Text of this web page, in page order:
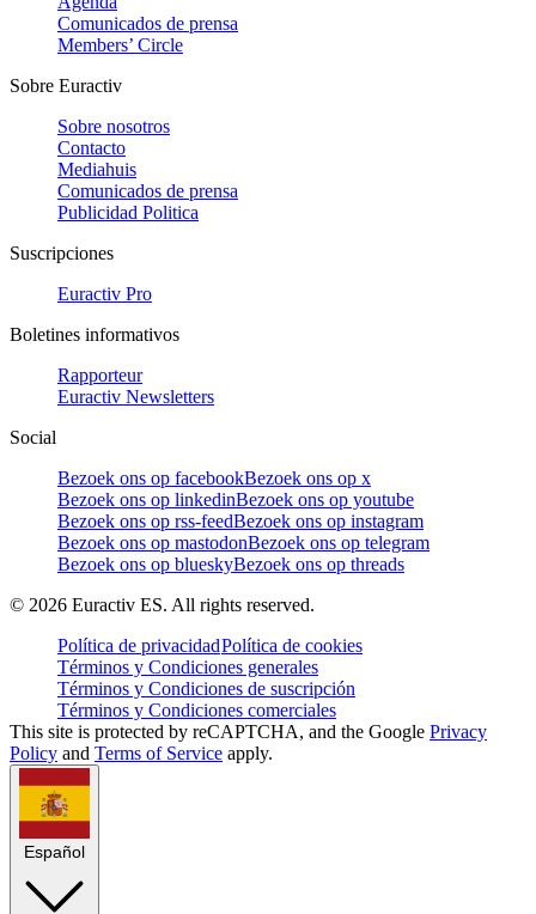
Comunicados de prensa
Members’ Circle
Sobre Euractiv
Sobre nosotros
Contacto
Mediahuis
Comunicados de prensa
Publicidad Politica
Suscripciones
Euractiv Pro
Boletines informativos
Rapporteur
Euractiv Newsletters
Social
Bezoek ons op facebookBezoek ons op x
Bezoek ons op linkedinBezoek ons op youtube
Bezoek ons op rss-feedBezoek ons op instagram
Bezoek ons op mastodonBezoek ons op telegram
Bezoek ons op blueskyBezoek ons op threads
© 2026 Euractiv ES. All rights reserved.
Política de privacidadPolítica de cookies
Términos y Condiciones generales
Términos y Condiciones de suscripción
Términos y Condiciones comerciales
This site is protected by reCAPTCHA, and the Google Privacy
Policy and Terms of Service apply.
Español